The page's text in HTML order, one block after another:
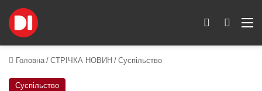
Пошук
Switch skin
Головна / СТРІЧКА НОВИН / Суспільство
Суспільство